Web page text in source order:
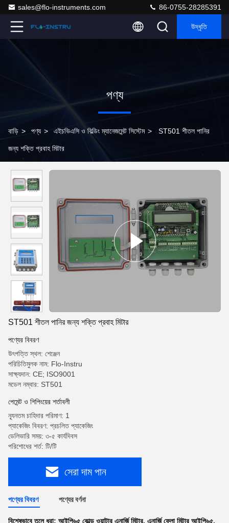
sales@flo-instruments.com 86-0755-28285391
উদ্ধৃতি
পণ্য
বাড়ি > পণ্য > এইচভিএসি ও বিল্ডিং ম্যানেজমেন্ট সিস্টেম > ST501 শীতল পানির
জন্য শক্তি প্রবাহ মিটার
ST501 শীতল পানির জন্য শক্তি প্রবাহ মিটার
পণ্যের বিবরণ
উৎপত্তি স্থল: শেঞ্জেন
পরিচিতিমুলক নাম: Flo-Instru
সাক্ষ্যদান: CE; ISO9001
মডেল নম্বার: ST501
পেমেন্ট ও শিপিংয়ের শর্তাবলী
ন্যূনতম চাহিদার পরিমাণ: 1
প্যাকেজিং বিবরণ: প্রচলিত প্যাকেজিং
ডেলিভারি সময়: ৩-৫ কার্যদিবস
পরিশোধের শর্ত: টি/টি
সেরা দাম পান
পণ্যের বিবরণ পণ্যের বর্ণনা
বিশেষভাবে তুলে ধরা: আইপি৬৫ কোল্ড ওয়াটার এনার্জি মিটার, এনার্জি ফ্লো মিটার আইপি৬৫,